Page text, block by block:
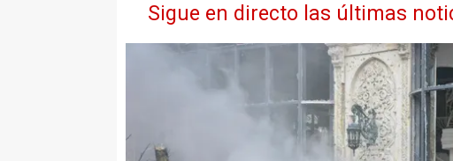
Sigue en directo las últimas